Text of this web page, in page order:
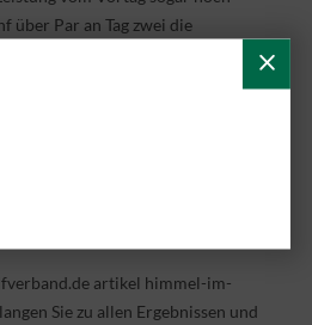
über Par an Tag zwei die
Meistertitel war ihr daher nicht
artikel himmel-im-
Sie zu allen Ergebnissen und